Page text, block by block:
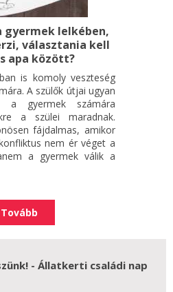
lelkében,
választania kell
apa között?
is komoly veszteség
A szülők útjai ugyan
a gyermek számára
a szülei maradnak.
fájdalmas, amikor
nem ér véget a
a gyermek válik a
Tovább
- Állatkerti családi nap